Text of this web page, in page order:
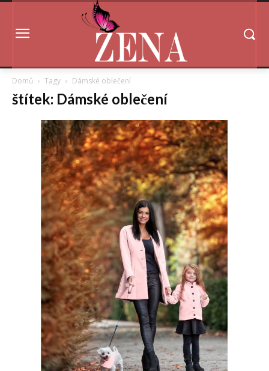
Domů Tagy Dámské oblečení
štítek: Dámské oblečení